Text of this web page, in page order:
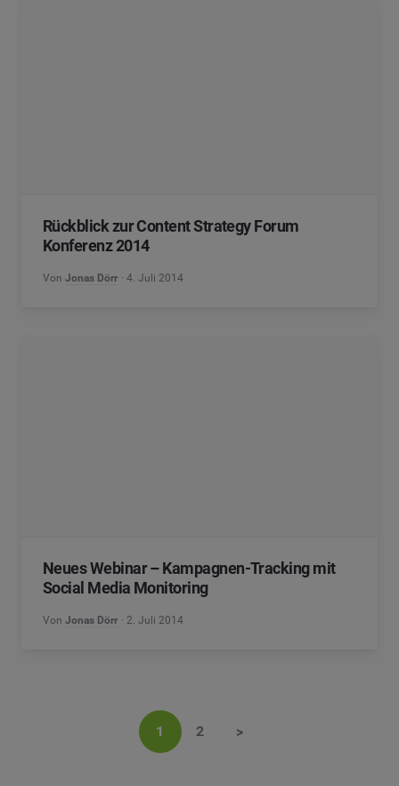
Rückblick zur Content Strategy Forum
Konferenz 2014
Von Jonas Dörr 4. Juli 2014
Neues Webinar – Kampagnen-Tracking mit
Social Media Monitoring
Von Jonas Dörr 2. Juli 2014
1 2 >